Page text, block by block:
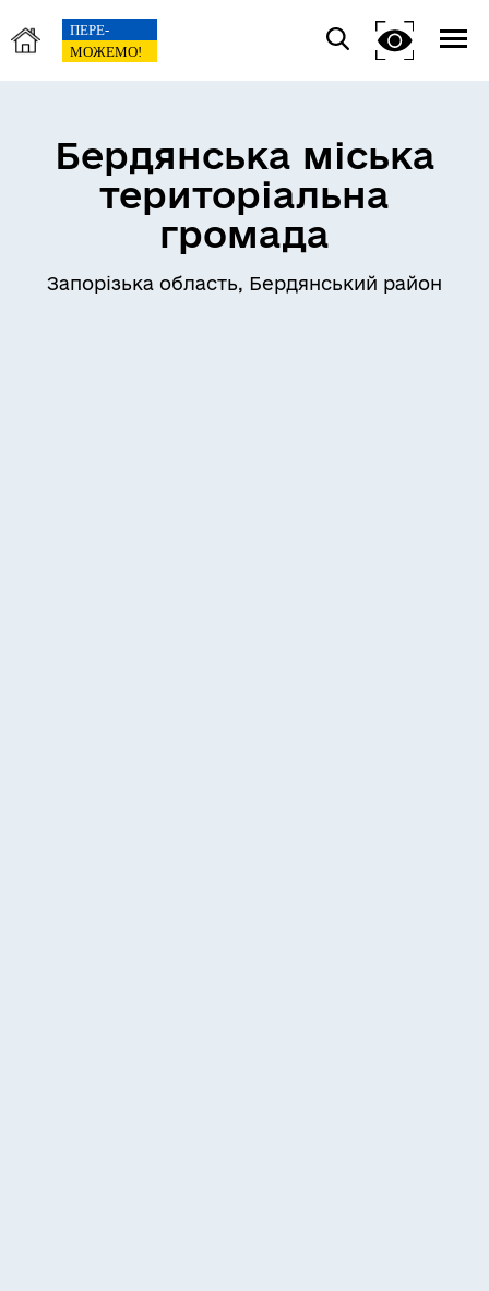
Бердянська міська
територіальна
громада
Запорізька область, Бердянський район